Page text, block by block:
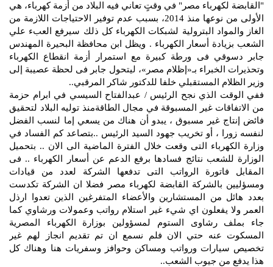
"القابضة لكهرباء مصر" في وقتٍ تعاني فيه البلاد من أزمة كهرباء، هي
الأولى من نوعها منذ 2014، بسبب عدم توفير الاحتياجات اللازمة من
الغاز والمواد البترولية لشبكات الكهرباء كل ذلك سيرفع العبء علي
الشعب بزيادة أسعار الكهرباء . ويظل ابن محافظة البحيرة المهندس
جابر دسوقي فى ورطة كبيرة مع استمرار أزمة انقطاع الكهرباء
وتحذيرات الخبراء بـ«إظلام مصر»، ليتحول جابر فى لحظة عصيبة إلى
وزير الظلام المستقبلي خلفا للدكتور شاكر المرقبي..
ففي الوقت الذي نجح الرئيس / عبدالفتاح السيسي في ابرام حزمة
من الاتفاقات غير المسبوقة في مجال الطاقةمنذ توليه البلاد لتحقيق
فائض إنتاج غير مسبوق ، يبدو أن هناك من يسعي إما لنسب الفضل
لنفسه زورا ، أو تخريب جهود السيد الرئيس ..بتصاعد كم الفساد في
وزارة الكهرباء التى وقعت خلال الفترة الماضية الى الان .. بتحميل
الوزارة للشعب نتائج فسادها برفع الدعم عن أسعار الكهرباء .. فى
المقابل فاتورة الرواتب التى تدفعها الشركة لعدد من قيادات
ومسؤليين بالشركة القابضة لكهرباء مصر فضلا ان الشركة تكدست
بعدد هائل من المستشارين والأعضاء المتفرغين الذين تعدوا ارذل
العمر ولا يفعلون اي شيء غير استلام رواتب وعمولات ورشاوي كما
جاء بملف رشاوى الستوم لمسؤولين بوزارة الكهرباء المصرية
المسكوت عنه حتي الان فلم نسمع ان تم تقديم انجاز لهم غير
تخصيص سيارات ورواتب ومساكن وحوافز وسفريات هنا وهناك كل
هذا يدفع من جيوب الشعب..